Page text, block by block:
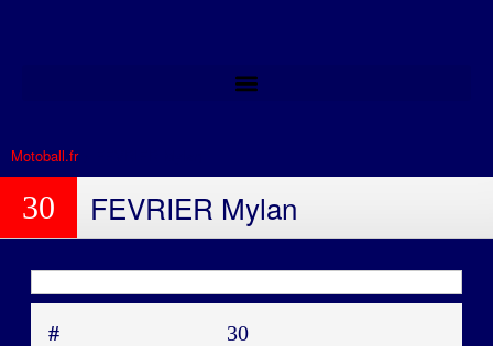
Motoball.fr>
30 FEVRIER Mylan
# 30